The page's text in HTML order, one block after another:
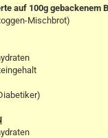
auf 100g gebackenem
Mischbrot)